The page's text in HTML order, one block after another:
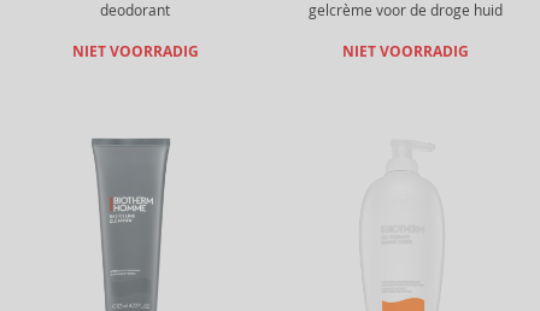
deodorant
NIET VOORRADIG
gelcrème voor de droge huid
NIET VOORRADIG